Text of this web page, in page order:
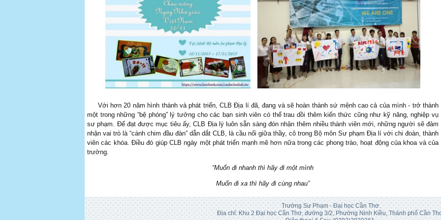
Với hơn 20 năm hình thành và phát triển, CLB Địa lí đã, đang và sẽ hoàn thành sứ mệnh cao cả của mình - trở thành
một trong những “bệ phóng” lý tưởng cho các bạn sinh viên có thể trau dồi thêm kiến thức cũng như kỹ năng, nghiệp vụ
sư phạm. Để đạt được mục tiêu ấy, CLB Địa lý luôn sẵn sàng đón nhận thêm nhiều thành viên mới, những người sẽ đảm
nhận vai trò là “cánh chim đầu đàn” dẫn dắt CLB, là cầu nối giữa thầy, cô trong Bộ môn Sư phạm Địa lí với chi đoàn, thành
viên các khóa. Điều đó giúp CLB ngày một phát triển mạnh mẽ hơn nữa trong các phong trào, hoạt động của khoa và của
trường.
“Muốn đi nhanh thì hãy đi một mình
Muốn đi xa thì hãy đi cùng nhau”
Trường Sư Phạm - Đại học Cần Thơ.
Địa chỉ: Khu 2 Đại học Cần Thơ, đường 3/2, Phường Ninh Kiều, Thành phố Cần